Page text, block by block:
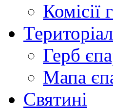
Комісії
Герб
Мапа
Святині